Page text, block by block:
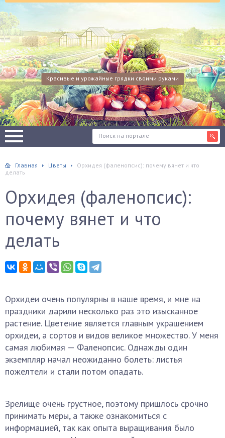
Красивые и урожайные грядки своими руками
Главная Цветы
Орхидея (фаленопсис): почему вянет и что
делать
Орхидея (фаленопсис):
почему вянет и что
делать
Орхидеи очень популярны в наше время, и мне на
праздники дарили несколько раз это изысканное
растение. Цветение является главным украшением
орхидеи, а сортов и видов великое множество. У меня
самая любимая — Фаленопсис. Однажды один
экземпляр начал неожиданно болеть: листья
пожелтели и стали потом опадать.
Зрелище очень грустное, поэтому пришлось срочно
принимать меры, а также ознакомиться с
информацией, так как опыта выращивания было